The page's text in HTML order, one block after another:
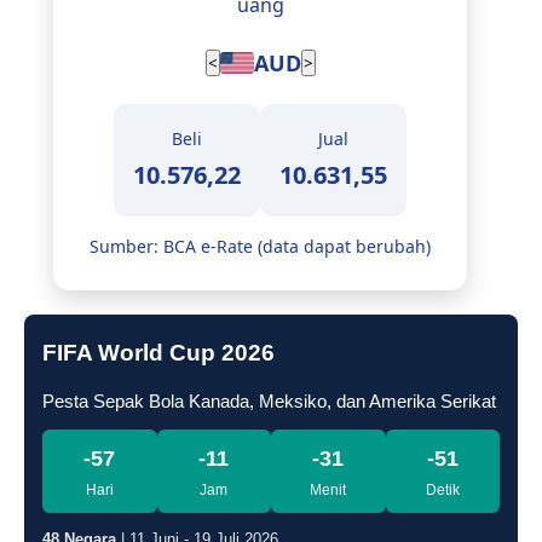
< USD>
Beli
16.365,00
Jual
16.425,00
Sumber: BCA e-Rate (data dapat berubah)
FIFA World Cup 2026
Pesta Sepak Bola Kanada, Meksiko, dan Amerika Serikat
-57
Hari
-11
Jam
-31
Menit
-52
Detik